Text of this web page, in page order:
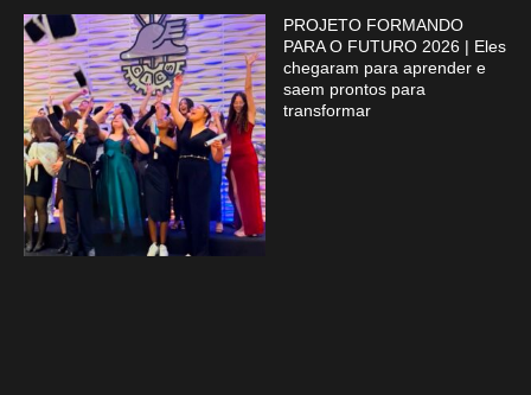
PROJETO FORMANDO
PARA O FUTURO 2026 | Eles
chegaram para aprender e
saem prontos para
transformar